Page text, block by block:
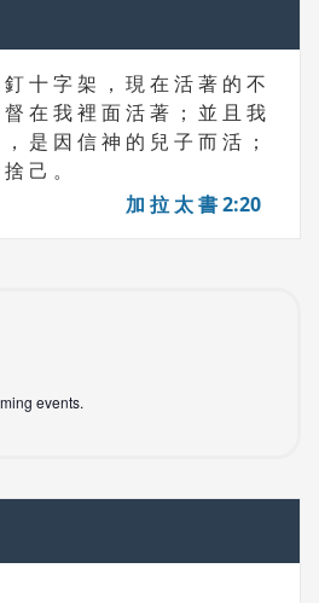
十 字 架 ， 現 在 活 著 的 不
在 我 裡 面 活 著 ； 並 且 我
是 因 信 神 的 兒 子 而 活 ；
己 。
加 拉 太 書 2:20
events.